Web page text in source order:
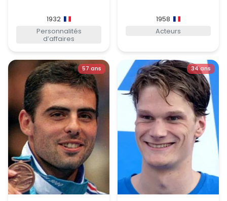
1932
Personnalités
d’affaires
1958
Acteurs
57 ans 34 ans